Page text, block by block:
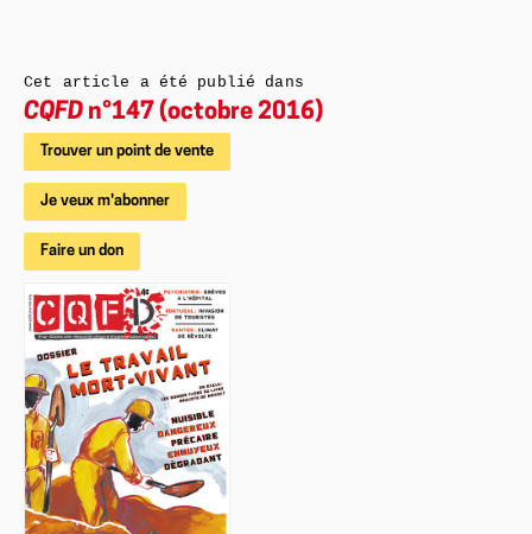
Cet article a été publié dans
CQFD n°147 (octobre 2016)
Trouver un point de vente
Je veux m'abonner
Faire un don